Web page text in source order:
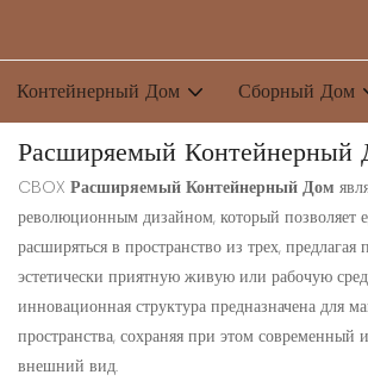
Контейнерный Дом Сборный Дом
Расширяемый Контейнерный
CBOX Расширяемый Контейнерный Дом
революционным дизайном, который позволяет
расширяться в пространство из трех, предлагая
эстетически приятную живую или рабочую
инновационная структура предназначена для
пространства, сохраняя при этом современный
внешний вид.